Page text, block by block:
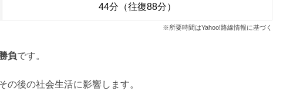
44分（往復88分）
※所要時間はYahoo!路線情報に基づく
負です。
の後の社会生活に影響します。